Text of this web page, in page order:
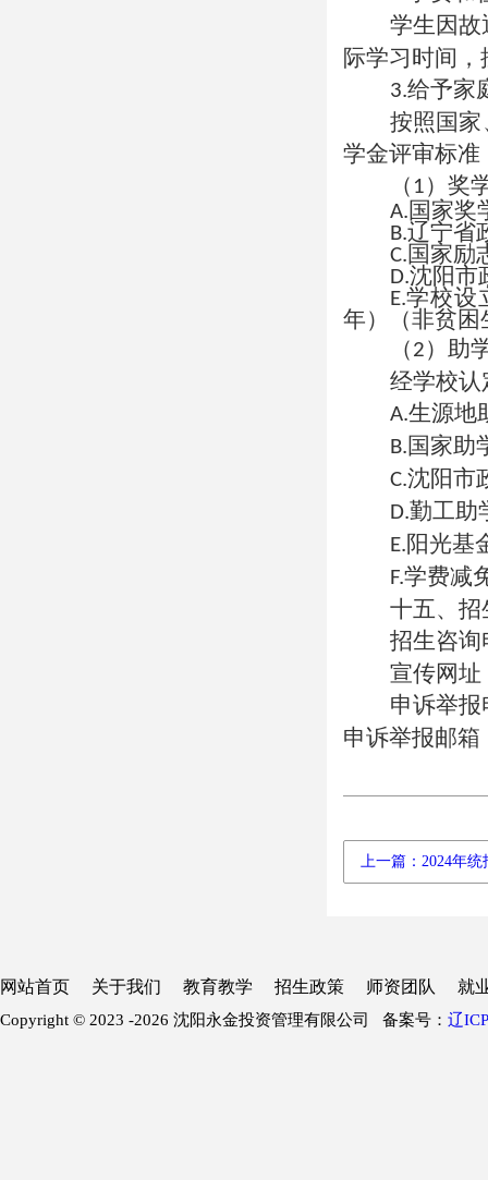
学生因
际学习时间
3.给予家
按照国
学金评审标准
（ 1）奖
A.国家奖
B.辽宁省
C.国家励
D.沈阳市
E.学校设
年）（非贫困
（2）助
经学校认
A.生源地
B.国家助
C.沈阳市
D.勤工助
E.阳光基
F.学费减
十五、招
招生咨询
宣传网址
申诉举报
申诉举报邮箱
上一篇：2024年
网站首页 关于我们 教育教学 招生政策 师资团队 就
Copyright © 2023 -2026 沈阳永金投资管理有限公司 备案号： 辽